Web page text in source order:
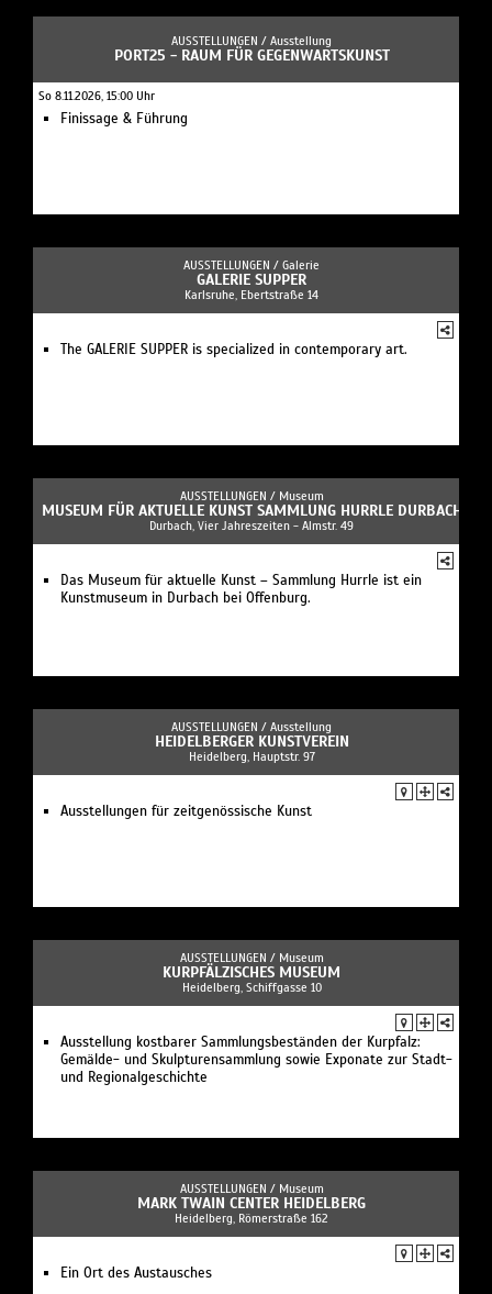
AUSSTELLUNGEN / Ausstellung
PORT25 - RAUM FÜR GEGENWARTSKUNST
So 8.11.2026, 15:00 Uhr
Finissage & Führung
AUSSTELLUNGEN / Galerie
GALERIE SUPPER
Karlsruhe, Ebertstraße 14
The GALERIE SUPPER is specialized in contemporary art.
AUSSTELLUNGEN / Museum
MUSEUM FÜR AKTUELLE KUNST SAMMLUNG HURRLE DURBACH
Durbach, Vier Jahreszeiten - Almstr. 49
Das Museum für aktuelle Kunst – Sammlung Hurrle ist ein
Kunstmuseum in Durbach bei Offenburg.
AUSSTELLUNGEN / Ausstellung
HEIDELBERGER KUNSTVEREIN
Heidelberg, Hauptstr. 97
Ausstellungen für zeitgenössische Kunst
AUSSTELLUNGEN / Museum
KURPFÄLZISCHES MUSEUM
Heidelberg, Schiffgasse 10
Ausstellung kostbarer Sammlungsbeständen der Kurpfalz:
Gemälde- und Skulpturensammlung sowie Exponate zur Stadt-
und Regionalgeschichte
AUSSTELLUNGEN / Museum
MARK TWAIN CENTER HEIDELBERG
Heidelberg, Römerstraße 162
Ein Ort des Austausches